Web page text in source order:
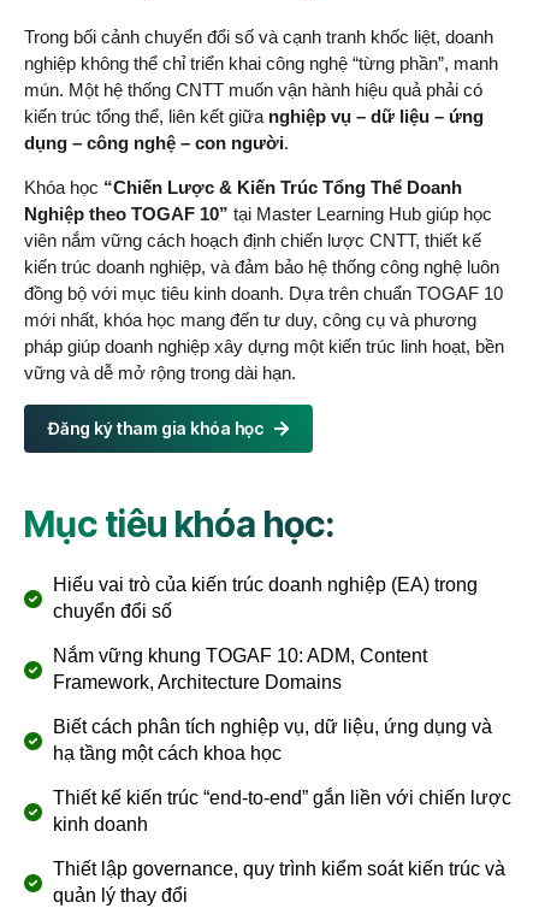
Trong bối cảnh chuyển đổi số và cạnh tranh khốc liệt, doanh
nghiệp không thể chỉ triển khai công nghệ “từng phần”, manh
mún. Một hệ thống CNTT muốn vận hành hiệu quả phải có
kiến trúc tổng thể, liên kết giữa nghiệp vụ – dữ liệu – ứng
dụng – công nghệ – con người.
Khóa học “Chiến Lược & Kiến Trúc Tổng Thể Doanh
Nghiệp theo TOGAF 10” tại Master Learning Hub giúp học
viên nắm vững cách hoạch định chiến lược CNTT, thiết kế
kiến trúc doanh nghiệp, và đảm bảo hệ thống công nghệ luôn
đồng bộ với mục tiêu kinh doanh. Dựa trên chuẩn TOGAF 10
mới nhất, khóa học mang đến tư duy, công cụ và phương
pháp giúp doanh nghiệp xây dựng một kiến trúc linh hoạt, bền
vững và dễ mở rộng trong dài hạn.
Đăng ký tham gia khóa học
Mục tiêu khóa học:
Hiểu vai trò của kiến trúc doanh nghiệp (EA) trong
chuyển đổi số
Nắm vững khung TOGAF 10: ADM, Content
Framework, Architecture Domains
Biết cách phân tích nghiệp vụ, dữ liệu, ứng dụng và
hạ tầng một cách khoa học
Thiết kế kiến trúc “end-to-end” gắn liền với chiến lược
kinh doanh
Thiết lập governance, quy trình kiểm soát kiến trúc và
quản lý thay đổi